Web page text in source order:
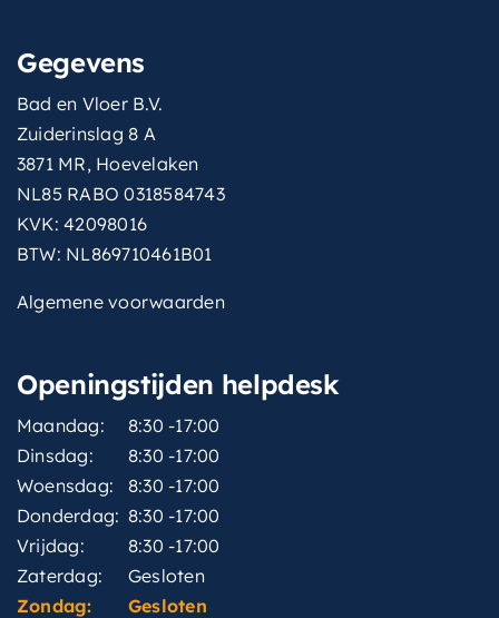
Gegevens
Bad en Vloer B.V.
Zuiderinslag 8 A
3871 MR, Hoevelaken
NL85 RABO 0318584743
KVK: 42098016
BTW: NL869710461B01
Algemene voorwaarden
Openingstijden helpdesk
Maandag:
8:30 -17:00
Dinsdag:
8:30 -17:00
Woensdag:
8:30 -17:00
Donderdag: 8:30 -17:00
Vrijdag:
8:30 -17:00
Zaterdag:
Gesloten
Zondag:
Gesloten